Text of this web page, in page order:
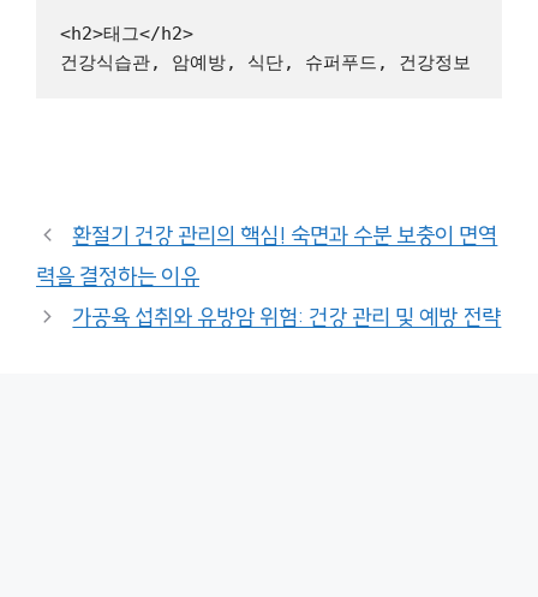
<h2>태그</h2>
환절기 건강 관리의 핵심! 숙면과 수분 보충이 면역
력을 결정하는 이유
가공육 섭취와 유방암 위험: 건강 관리 및 예방 전략